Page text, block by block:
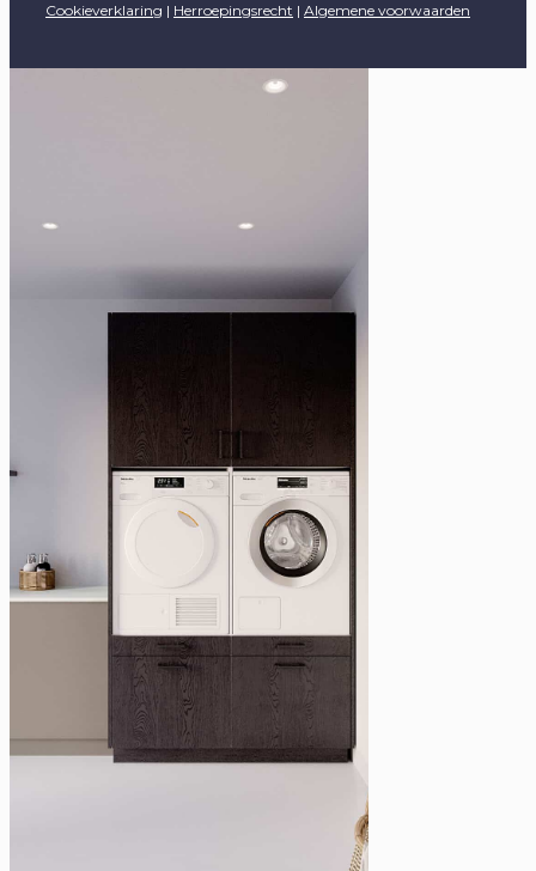
Cookieverklaring | Herroepingsrecht | Algemene voorwaarden